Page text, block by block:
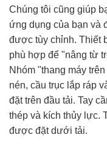
Chúng tôi cũng giúp
ứng dụng của bạn và
được tùy chỉnh. Thiết
phù hợp để "nâng từ
Nhóm "thang máy
nén, cầu trục lắp ráp
đặt trên đầu tải. Tay
thép và kích thủy lực.
được đặt dưới tải.